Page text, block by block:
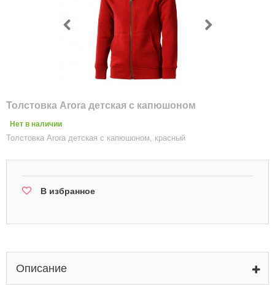
Толстовка Arora детская с капюшоном
Нет в наличии
Толстовка Arora детская с капюшоном, красный
В избранное
Описание